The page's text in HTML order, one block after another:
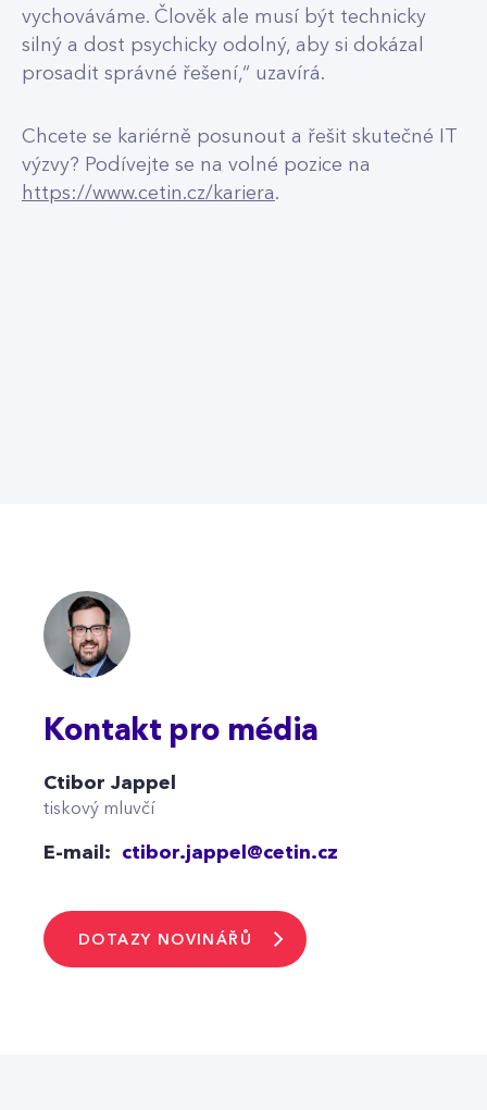
vychováváme. Člověk ale musí být technicky
silný a dost psychicky odolný, aby si dokázal
prosadit správné řešení,“ uzavírá.
Chcete se kariérně posunout a řešit skutečné IT
výzvy? Podívejte se na volné pozice na
https://www.cetin.cz/kariera.
Kontakt pro média
Ctibor Jappel
tiskový mluvčí
E-mail: ctibor.jappel@cetin.cz
DOTAZY NOVINÁŘŮ